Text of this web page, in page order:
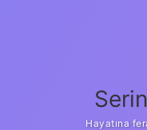
Hayatına